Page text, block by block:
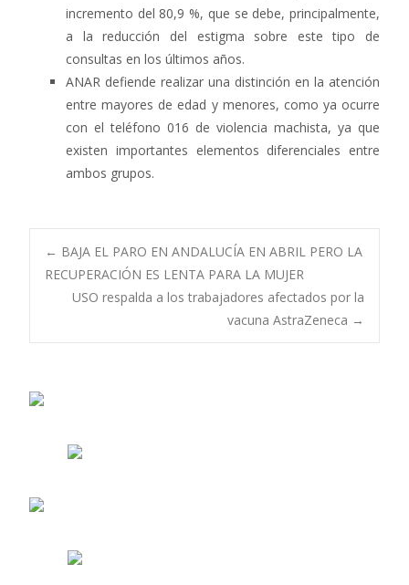
incremento del 80,9 %, que se debe, principalmente,
a la reducción del estigma sobre este tipo de
consultas en los últimos años.
ANAR defiende realizar una distinción en la atención
entre mayores de edad y menores, como ya ocurre
con el teléfono 016 de violencia machista, ya que
existen importantes elementos diferenciales entre
ambos grupos.
Navegación
← BAJA EL PARO EN ANDALUCÍA EN ABRIL PERO LA
RECUPERACIÓN ES LENTA PARA LA MUJER
USO respalda a los trabajadores afectados por la
vacuna AstraZeneca →